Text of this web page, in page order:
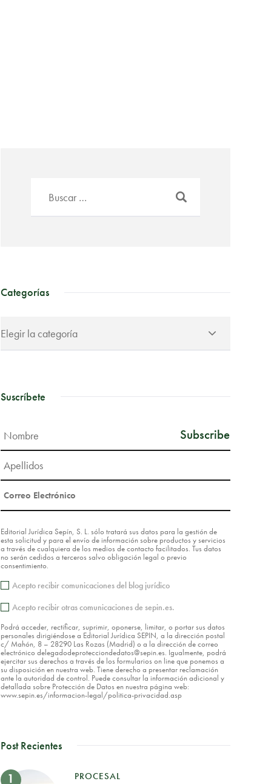
Categorías
Suscríbete
Editorial Jurídica Sepín, S. L. sólo tratará sus datos para la gestión de
esta solicitud y para el envío de información sobre productos y servicios
a través de cualquiera de los medios de contacto facilitados. Tus datos
no serán cedidos a terceros salvo obligación legal o previo
consentimiento.
Acepto recibir comunicaciones del blog jurídico
Acepto recibir otras comunicaciones de sepin.es.
Podrá acceder, rectificar, suprimir, oponerse, limitar, o portar sus datos
personales dirigiéndose a Editorial Jurídica SEPIN, a la dirección postal
c/ Mahón, 8 – 28290 Las Rozas (Madrid) o a la dirección de correo
electrónico delegadodeprotecciondedatos@sepin.es. Igualmente, podrá
ejercitar sus derechos a través de los formularios on line que ponemos a
su disposición en nuestra web. Tiene derecho a presentar reclamación
ante la autoridad de control. Puede consultar la información adicional y
detallada sobre Protección de Datos en nuestra página web:
www.sepin.es/informacion-legal/politica-privacidad.asp
Post Recientes
PROCESAL